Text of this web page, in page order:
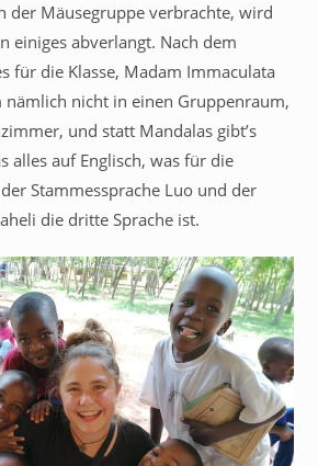
der Mäusegruppe verbrachte, wird
einiges abverlangt. Nach dem
für die Klasse, Madam Immaculata
nicht in einen Gruppenraum,
und statt Mandalas gibt’s
alles auf Englisch, was für die
Stammessprache Luo und der
die dritte Sprache ist.